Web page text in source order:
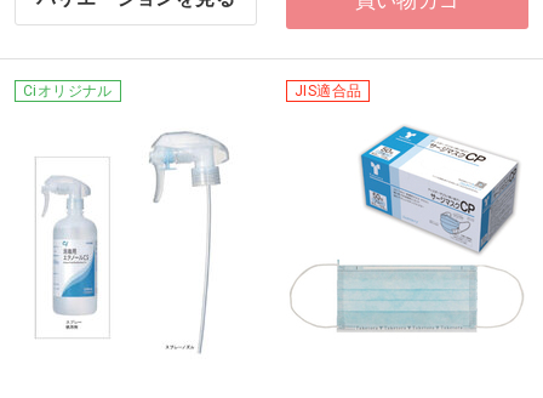
Ciオリジナル JIS適合品